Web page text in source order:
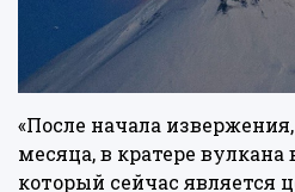
«После начала
месяца, в кратере
который сейчас является